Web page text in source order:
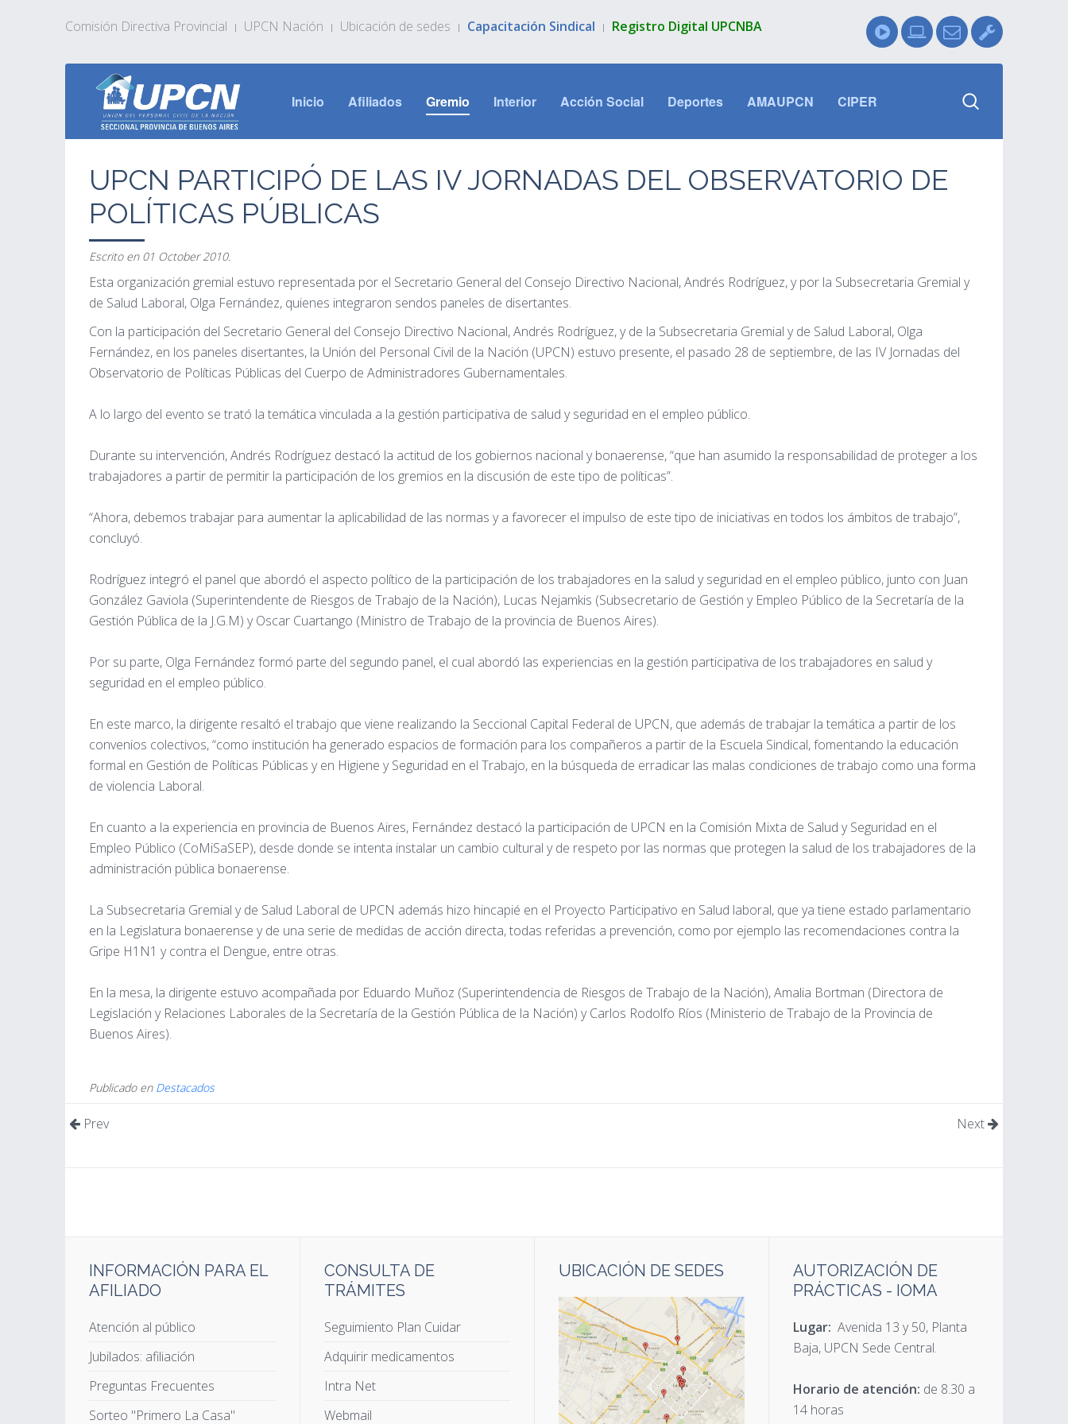
Comisión Directiva Provincial UPCN Nación Ubicación de sedes Capacitación Sindical Registro Digital UPCNBA
Inicio Afiliados Gremio Interior Acción Social Deportes AMAUPCN CIPER
UPCN PARTICIPÓ DE LAS IV JORNADAS DEL OBSERVATORIO DE
POLÍTICAS PÚBLICAS
Escrito en 01 October 2010.
Esta organización gremial estuvo representada por el Secretario General del Consejo Directivo Nacional, Andrés Rodríguez, y por la Subsecretaria Gremial y
de Salud Laboral, Olga Fernández, quienes integraron sendos paneles de disertantes.
Con la participación del Secretario General del Consejo Directivo Nacional, Andrés Rodríguez, y de la Subsecretaria Gremial y de Salud Laboral, Olga
Fernández, en los paneles disertantes, la Unión del Personal Civil de la Nación (UPCN) estuvo presente, el pasado 28 de septiembre, de las IV Jornadas del
Observatorio de Políticas Públicas del Cuerpo de Administradores Gubernamentales.
A lo largo del evento se trató la temática vinculada a la gestión participativa de salud y seguridad en el empleo público.
Durante su intervención, Andrés Rodríguez destacó la actitud de los gobiernos nacional y bonaerense, “que han asumido la responsabilidad de proteger a los
trabajadores a partir de permitir la participación de los gremios en la discusión de este tipo de políticas”.
“Ahora, debemos trabajar para aumentar la aplicabilidad de las normas y a favorecer el impulso de este tipo de iniciativas en todos los ámbitos de trabajo”,
concluyó.
Rodríguez integró el panel que abordó el aspecto político de la participación de los trabajadores en la salud y seguridad en el empleo público, junto con Juan
González Gaviola (Superintendente de Riesgos de Trabajo de la Nación), Lucas Nejamkis (Subsecretario de Gestión y Empleo Público de la Secretaría de la
Gestión Pública de la J.G.M) y Oscar Cuartango (Ministro de Trabajo de la provincia de Buenos Aires).
Por su parte, Olga Fernández formó parte del segundo panel, el cual abordó las experiencias en la gestión participativa de los trabajadores en salud y
seguridad en el empleo público.
En este marco, la dirigente resaltó el trabajo que viene realizando la Seccional Capital Federal de UPCN, que además de trabajar la temática a partir de los
convenios colectivos, “como institución ha generado espacios de formación para los compañeros a partir de la Escuela Sindical, fomentando la educación
formal en Gestión de Políticas Públicas y en Higiene y Seguridad en el Trabajo, en la búsqueda de erradicar las malas condiciones de trabajo como una forma
de violencia Laboral.
En cuanto a la experiencia en provincia de Buenos Aires, Fernández destacó la participación de UPCN en la Comisión Mixta de Salud y Seguridad en el
Empleo Público (CoMiSaSEP), desde donde se intenta instalar un cambio cultural y de respeto por las normas que protegen la salud de los trabajadores de la
administración pública bonaerense.
La Subsecretaria Gremial y de Salud Laboral de UPCN además hizo hincapié en el Proyecto Participativo en Salud laboral, que ya tiene estado parlamentario
en la Legislatura bonaerense y de una serie de medidas de acción directa, todas referidas a prevención, como por ejemplo las recomendaciones contra la
Gripe H1N1 y contra el Dengue, entre otras.
En la mesa, la dirigente estuvo acompañada por Eduardo Muñoz (Superintendencia de Riesgos de Trabajo de la Nación), Amalia Bortman (Directora de
Legislación y Relaciones Laborales de la Secretaría de la Gestión Pública de la Nación) y Carlos Rodolfo Ríos (Ministerio de Trabajo de la Provincia de
Buenos Aires).
Publicado en Destacados
Prev Next
INFORMACIÓN PARA EL
AFILIADO
Atención al público
Jubilados: afiliación
Preguntas Frecuentes
Sorteo "Primero La Casa"
CONSULTA DE
TRÁMITES
Seguimiento Plan Cuidar
Adquirir medicamentos
Intra Net
Webmail
UBICACIÓN DE SEDES
AUTORIZACIÓN DE
PRÁCTICAS - IOMA
Lugar: Avenida 13 y 50, Planta
Baja, UPCN Sede Central.
Horario de atención: de 8.30 a
14 horas